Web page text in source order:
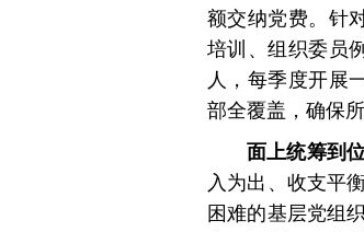
额交纳党费。针
培训、组织委员
人，每季度开展
部全覆盖，确保
面上统筹到
入为出、收支平
困难的基层党组